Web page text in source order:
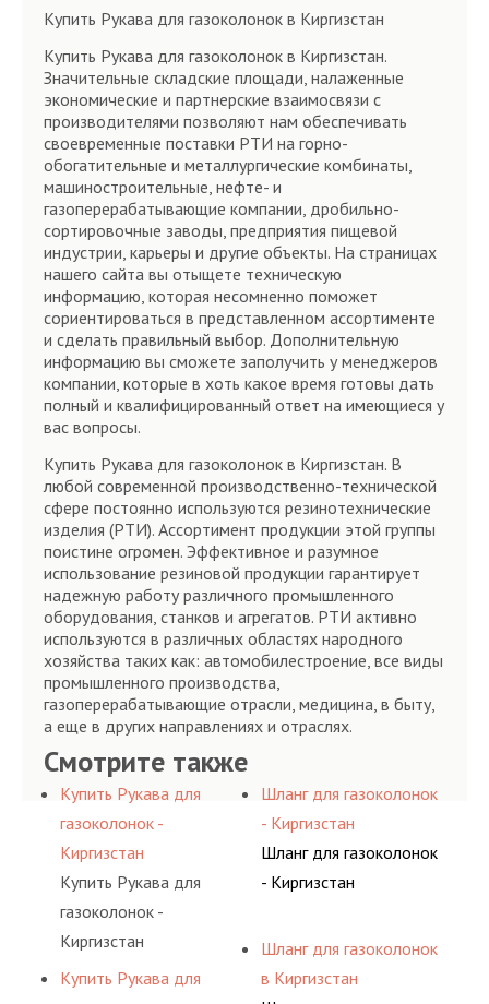
Купить Рукава для газоколонок в Киргизстан
Купить Рукава для газоколонок в Киргизстан.
Значительные складские площади, налаженные
экономические и партнерские взаимосвязи с
производителями позволяют нам обеспечивать
своевременные поставки РТИ на горно-
обогатительные и металлургические комбинаты,
машиностроительные, нефте- и
газоперерабатывающие компании, дробильно-
сортировочные заводы, предприятия пищевой
индустрии, карьеры и другие объекты. На страницах
нашего сайта вы отыщете техническую
информацию, которая несомненно поможет
сориентироваться в представленном ассортименте
и сделать правильный выбор. Дополнительную
информацию вы сможете заполучить у менеджеров
компании, которые в хоть какое время готовы дать
полный и квалифицированный ответ на имеющиеся у
вас вопросы.
Купить Рукава для газоколонок в Киргизстан. В
любой современной производственно-технической
сфере постоянно используются резинотехнические
изделия (РТИ). Ассортимент продукции этой группы
поистине огромен. Эффективное и разумное
использование резиновой продукции гарантирует
надежную работу различного промышленного
оборудования, станков и агрегатов. РТИ активно
используются в различных областях народного
хозяйства таких как: автомобилестроение, все виды
промышленного производства,
газоперерабатывающие отрасли, медицина, в быту,
а еще в других направлениях и отраслях.
Смотрите также
Купить Рукава для
газоколонок -
Киргизстан
Купить Рукава для
газоколонок -
Киргизстан
Купить Рукава для
Шланг для газоколонок
- Киргизстан
Шланг для газоколонок
- Киргизстан
Шланг для газоколонок
в Киргизстан